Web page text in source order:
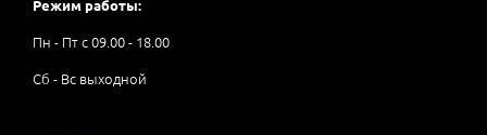
Режим работы:
Пн - Пт с 09.00 - 18.00
Сб - Вс выходной